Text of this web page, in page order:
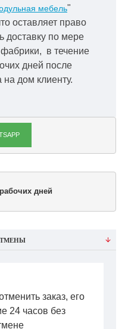
мебель"
оставляет право
доставку по мере
в течение
дней после
на дом клиенту.
дней
заказ, его
24 часов без